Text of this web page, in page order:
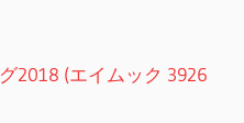
2018 (エイムック 3926